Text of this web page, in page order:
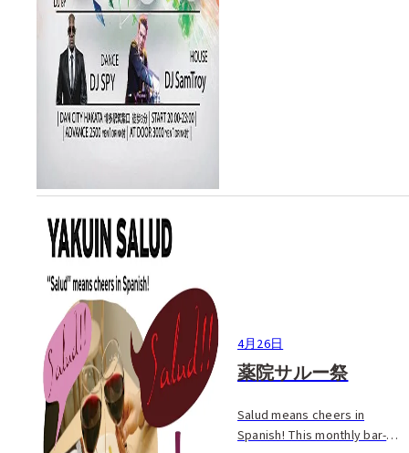
4月26日
薬院サルー祭
Salud means cheers in
Spanish! This monthly bar-